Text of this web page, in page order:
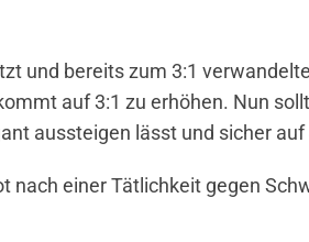
und bereits zum 3:1
auf 3:1 zu erhöhen. Nun
aussteigen lässt und sicher auf
einer Tätlichkeit gegen